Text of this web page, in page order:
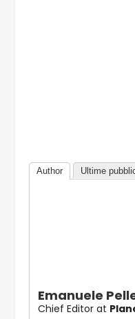
Author Ultime
Emanuele
Chief Editor at